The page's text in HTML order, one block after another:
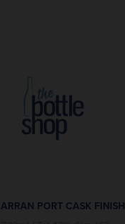
ARRAN PORT CASK FINISH